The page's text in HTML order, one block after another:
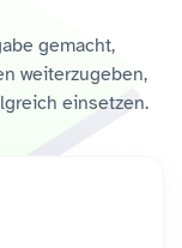
Erhardt →
gemacht,
weiterzugeben,
einsetzen.